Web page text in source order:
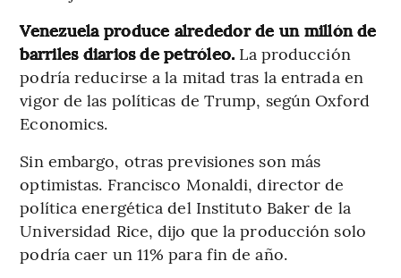
Venezuela produce alrededor de un millón de
barriles diarios de petróleo. La producción
podría reducirse a la mitad tras la entrada en
vigor de las políticas de Trump, según Oxford
Economics.
Sin embargo, otras previsiones son más
optimistas. Francisco Monaldi, director de
política energética del Instituto Baker de la
Universidad Rice, dijo que la producción solo
podría caer un 11% para fin de año.